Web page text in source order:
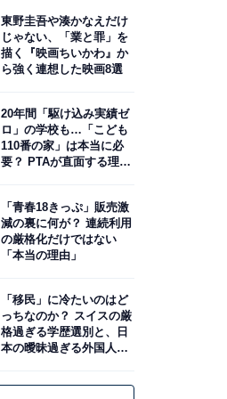
東野圭吾や湊かなえだけ
じゃない、「業と罪」を
描く『映画ちいかわ』か
ら強く連想した映画8選
20年間「駆け込み実績ゼ
ロ」の学校も…「こども
110番の家」は本当に必
要？ PTAが直面する理想
「青春18きっぷ」販売激
減の裏に何が？ 連続利用
の厳格化だけではない
「本当の理由」
「移民」に冷たいのはど
っちなのか？ スイスの厳
格過ぎる学歴選別と、日
本の曖昧過ぎる外国人政